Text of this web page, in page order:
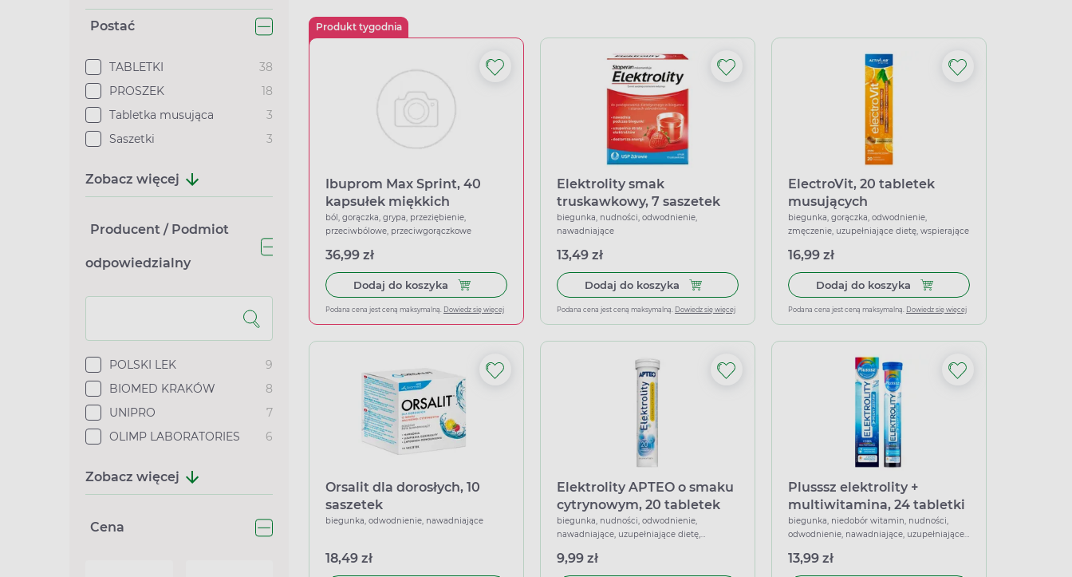
Postać
TABLETKI
38
PROSZEK
18
Tabletka musująca
3
Saszetki
3
Zobacz więcej
Producent / Podmiot
odpowiedzialny
POLSKI LEK
9
BIOMED KRAKÓW
8
UNIPRO
7
OLIMP LABORATORIES
6
Zobacz więcej
Cena
Produkt tygodnia
Ibuprom Max Sprint, 40
kapsułek miękkich
ból, gorączka, grypa, przeziębienie,
przeciwbólowe, przeciwgorączkowe
36,99 zł
Dodaj do koszyka Dodaj do koszyka Ibuprom Max Sprint, 40 kapsułek miękkich
Podana cena jest ceną maksymalną. Dowiedz się więcej
Elektrolity smak
truskawkowy, 7 saszetek
biegunka, nudności, odwodnienie,
nawadniające
13,49 zł
Dodaj do koszyka Dodaj do koszyka Elektrolity smak truskawkowy, 7 saszetek
Podana cena jest ceną maksymalną. Dowiedz się więcej
ElectroVit, 20 tabletek
musujących
biegunka, gorączka, odwodnienie,
zmęczenie, uzupełniające dietę, wspierające
16,99 zł
Dodaj do koszyka Dodaj do koszyka
Podana cena jest ceną maksymalną. Dowiedz się więcej
Orsalit dla dorosłych, 10
saszetek
biegunka, odwodnienie, nawadniające
18,49 zł
Elektrolity APTEO o smaku
cytrynowym, 20 tabletek
musujących
biegunka, nudności, odwodnienie,
nawadniające, uzupełniające dietę,
9,99 zł
Plusssz elektrolity +
multiwitamina, 24 tabletki
musujące
biegunka, niedobór witamin, nudności,
odwodnienie, nawadniające, uzupełniające
13,99 zł